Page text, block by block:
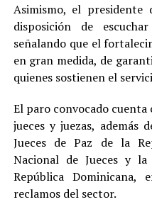
Asimismo, el
disposición de
señalando que el
en gran medida, de
quienes sostienen el
El paro convocado cuenta
jueces y juezas, además
Jueces de Paz de la
Nacional de Jueces y
República Dominicana,
reclamos del sector.